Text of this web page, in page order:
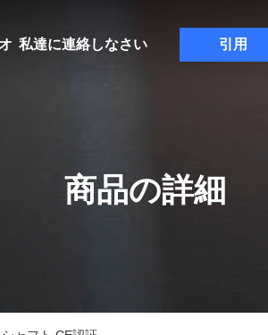
私達に連絡しなさい 引用
商品の詳細